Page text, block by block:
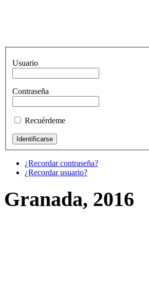
Usuario
Contraseña
Recuérdeme
¿Recordar contraseña?
¿Recordar usuario?
Granada, 2016